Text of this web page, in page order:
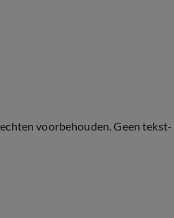
voorbehouden. Geen tekst-